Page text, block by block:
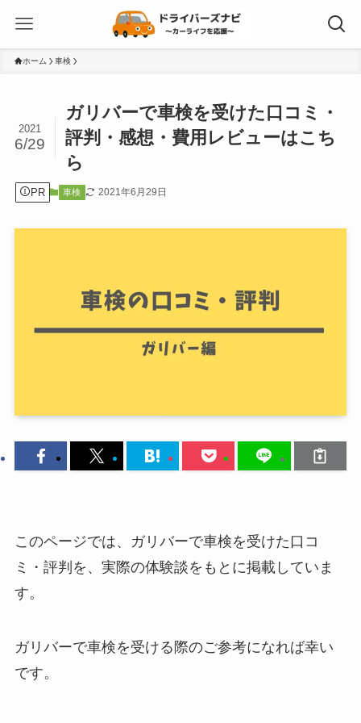
ホーム 車検
ガリバーで車検を受けた口コミ・
評判・感想・費用レビューはこち
ら
2021
6/29
PR 車検 2021年6月29日
このページでは、ガリバーで車検を受けた口コ
ミ・評判を、実際の体験談をもとに掲載していま
す。
ガリバーで車検を受ける際のご参考になれば幸い
です。